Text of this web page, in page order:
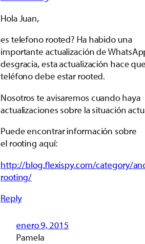
Hola Juan,
es telefono rooted? Ha habido una
importante actualización de
desgracia, esta actualización hace
teléfono debe estar rooted.
Nosotros te avisaremos cuando haya
actualizaciones sobre la situación
Puede encontrar información sobre
el rooting aquí:
http://blog.flexispy.com/category/
rooting/
Reply
enero 9, 2015
Pamela